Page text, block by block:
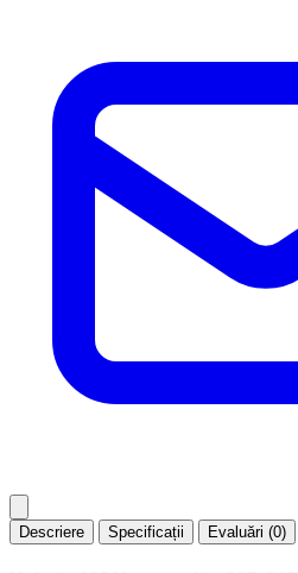
Descriere Specificații Evaluări (0)